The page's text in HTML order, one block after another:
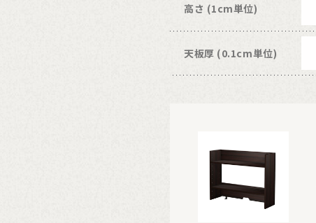
高さ (1cm単位)
天板厚 (0.1cm単位)